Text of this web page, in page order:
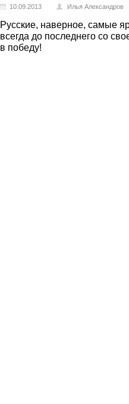
10.09.2013 Илья Александров
Русские, наверное, самые
всегда до последнего со
в победу!